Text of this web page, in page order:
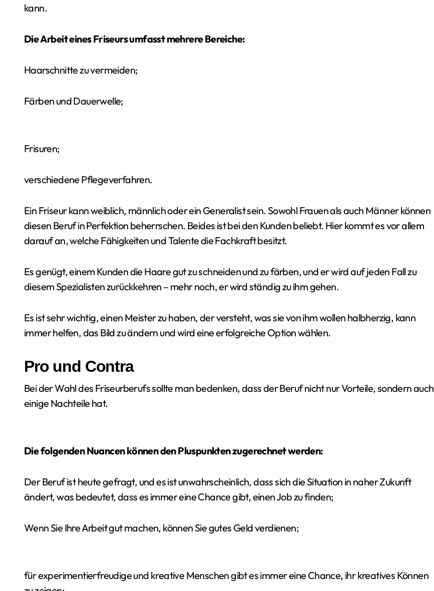
kann.
Die Arbeit eines Friseurs umfasst mehrere Bereiche:
Haarschnitte zu vermeiden;
Färben und Dauerwelle;
Frisuren;
verschiedene Pflegeverfahren.
Ein Friseur kann weiblich, männlich oder ein Generalist sein. Sowohl Frauen als auch Männer können
diesen Beruf in Perfektion beherrschen. Beides ist bei den Kunden beliebt. Hier kommt es vor allem
darauf an, welche Fähigkeiten und Talente die Fachkraft besitzt.
Es genügt, einem Kunden die Haare gut zu schneiden und zu färben, und er wird auf jeden Fall zu
diesem Spezialisten zurückkehren – mehr noch, er wird ständig zu ihm gehen.
Es ist sehr wichtig, einen Meister zu haben, der versteht, was sie von ihm wollen halbherzig, kann
immer helfen, das Bild zu ändern und wird eine erfolgreiche Option wählen.
Pro und Contra
Bei der Wahl des Friseurberufs sollte man bedenken, dass der Beruf nicht nur Vorteile, sondern auch
einige Nachteile hat.
Die folgenden Nuancen können den Pluspunkten zugerechnet werden:
Der Beruf ist heute gefragt, und es ist unwahrscheinlich, dass sich die Situation in naher Zukunft
ändert, was bedeutet, dass es immer eine Chance gibt, einen Job zu finden;
Wenn Sie Ihre Arbeit gut machen, können Sie gutes Geld verdienen;
für experimentierfreudige und kreative Menschen gibt es immer eine Chance, ihr kreatives Können